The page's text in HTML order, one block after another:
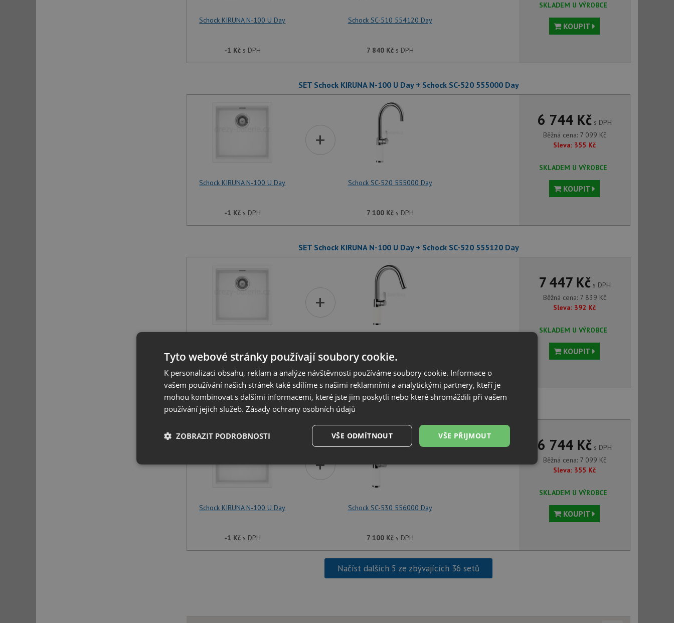
Schock KIRUNA N-100 U Day
-1 Kčs DPH
Schock SC-510 554120 Day
7 840 Kčs DPH
SKLADEM U VÝROBCE
KOUPIT
SET Schock KIRUNA N-100 U Day + Schock SC-520 555000 Day
Schock KIRUNA N-100 U Day
-1 Kčs DPH
+
Schock SC-520 555000 Day
7 100 Kčs DPH
6 744 Kčs DPH
Běžná cena: 7 099 Kč
Sleva: 355 Kč
SKLADEM U VÝROBCE
KOUPIT
SET Schock KIRUNA N-100 U Day + Schock SC-520 555120 Day
-1 Kčs DPH
+
7 840 Kčs DPH
7 447 Kčs DPH
Běžná cena: 7 839 Kč
Sleva: 392 Kč
SKLADEM U VÝROBCE
KOUPIT
SET Schock KIRUNA N-100 U Day + Schock SC-530 556000 Day
Schock KIRUNA N-100 U Day
-1 Kčs DPH
+
Schock SC-530 556000 Day
7 100 Kčs DPH
6 744 Kčs DPH
Běžná cena: 7 099 Kč
Sleva: 355 Kč
SKLADEM U VÝROBCE
KOUPIT
Načíst dalších 5 ze zbývajících 36 setů
Tyto webové stránky používají soubory cookie.
K personalizaci obsahu, reklam a analýze návštěvnosti používáme soubory cookie. Informace o
vašem používání našich stránek také sdílíme s našimi reklamními a analytickými partnery, kteří je
mohou kombinovat s dalšími informacemi, které jste jim poskytli nebo které shromáždili při vašem
používání jejich služeb. Zásady ochrany osobních údajů
VŠE PŘIJMOUT
VŠE ODMÍTNOUT
ZOBRAZIT PODROBNOSTI
Nezbytně nutné
Výkonové
Soubory cílení Funkční soubory
Nezařazené
Nezbytně nutné soubory cookie umožňují základní funkce webových stránek, jako je přihlášení uživatele a správa účtu. Webové
stránky nelze bez nezbytně nutných souborů cookie správně používat.